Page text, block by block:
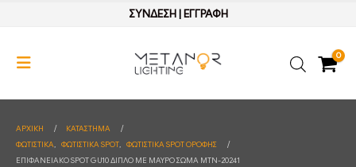
ΣΥΝΔΕΣΗ| ΕΓΓΡΑΦΗ
0
ΑΡΧΙΚΉ
ΚΑΤΆΣΤΗΜΑ
ΦΩΤΙΣΤΙΚΑ, ΦΩΤΙΣΤΙΚΑ SPOT, ΦΩΤΙΣΤΙΚΑ SPOT ΟΡΟΦΗΣ
ΕΠΙΦΑΝΕΙΑΚΌ SPOT GU10 ΔΙΠΛΌ ΜΕ ΜΑΎΡΟ ΣΏΜΑ MTN-20241